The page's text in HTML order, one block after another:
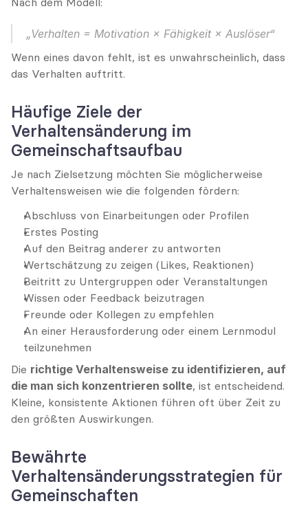
„Verhalten = Motivation × Fähigkeit × Auslöser“
Wenn eines davon fehlt, ist es unwahrscheinlich, dass
das Verhalten auftritt.
Häufige Ziele der
Verhaltensänderung im
Gemeinschaftsaufbau
Je nach Zielsetzung möchten Sie möglicherweise
Verhaltensweisen wie die folgenden fördern:
Abschluss von Einarbeitungen oder Profilen
Erstes Posting
Auf den Beitrag anderer zu antworten
Wertschätzung zu zeigen (Likes, Reaktionen)
Beitritt zu Untergruppen oder Veranstaltungen
Wissen oder Feedback beizutragen
Freunde oder Kollegen zu empfehlen
An einer Herausforderung oder einem Lernmodul
teilzunehmen
Die richtige Verhaltensweise zu identifizieren, auf
die man sich konzentrieren sollte, ist entscheidend.
Kleine, konsistente Aktionen führen oft über Zeit zu
den größten Auswirkungen.
Bewährte
Verhaltensänderungsstrategien für
Gemeinschaften